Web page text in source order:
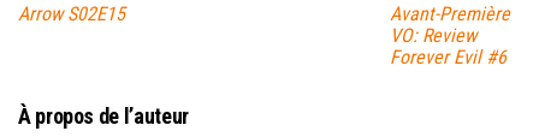
Arrow S02E15
Avant-Première
VO: Review
Forever Evil #6
À propos de l’auteur